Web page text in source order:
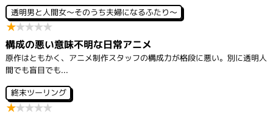
透明男と人間女～そのうち夫婦になるふたり～
★★★★★
構成の悪い意味不明な日常アニメ
原作はともかく、アニメ制作スタッフの構成力が格段に悪い。別に透明人
間でも盲目でも...
終末ツーリング
★★★★★